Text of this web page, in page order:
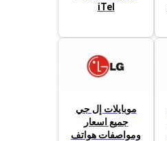
iTel
موبايلات إل جي
جميع اسعار
ومواصفات هواتف